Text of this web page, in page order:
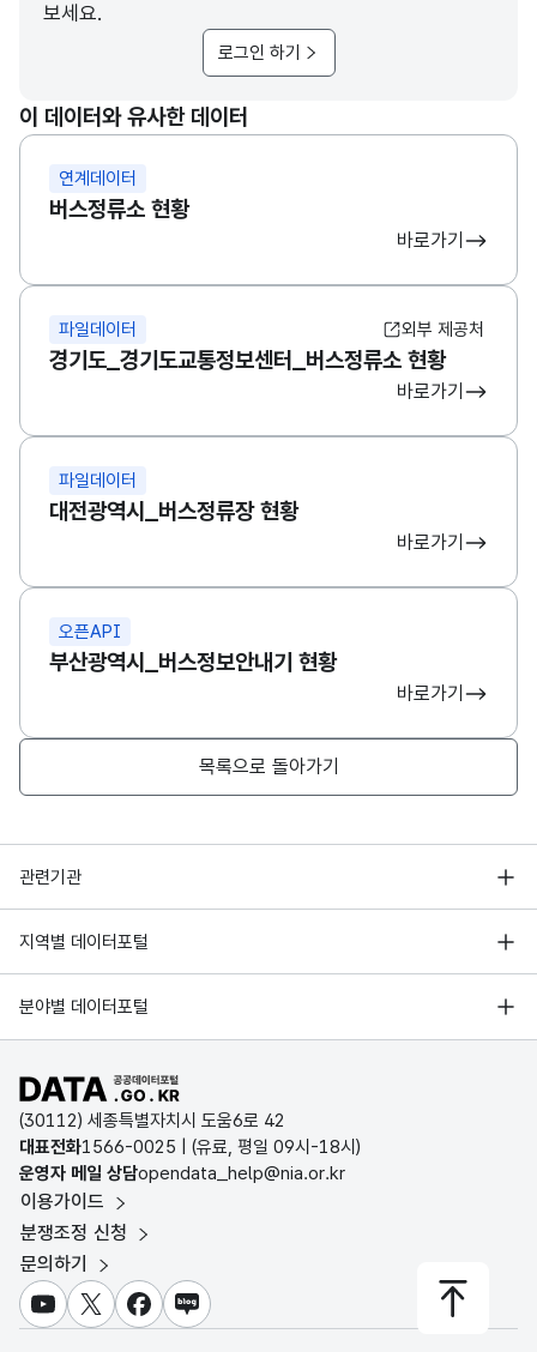
보세요.
로그인 하기
이 데이터와 유사한 데이터
연계데이터
버스정류소 현황
바로가기
파일데이터 외부 제공처
경기도_경기도교통정보센터_버스정류소 현황
바로가기
파일데이터
대전광역시_버스정류장 현황
바로가기
오픈API
부산광역시_버스정보안내기 현황
바로가기
목록으로 돌아가기
관련기관
행정안전부
한국지능정보사회진흥원
국가정보자원관리원
지역별 데이터포털
서울 열린데이터광장
경기데이터드림
D-데이터허브
인천데이터포털
울산광역시 데이터포털
전남광주통합특별시 빅데이터 플랫폼
대전광역시 데이터포털
세종특별자치시 데이터포털
충청북도 데이터허브
분야별 데이터포털
기상자료개방포털
국토교통부 공간정보오픈플랫폼
환경부 환경데이터포털
문화데이터광장
농림축산식품 공공데이터포털
보건의료빅데이터개방시스템
식품의약품안전처 데이터포털
교육통계서비스
공공데이터포털 바로가기
(30112) 세종특별자치시 도움6로 42
대표전화1566-0025 | (유료, 평일 09시-18시)
운영자 메일 상담opendata_help@nia.or.kr
이용가이드
분쟁조정 신청
문의하기
유튜브X 페이스북
블로그